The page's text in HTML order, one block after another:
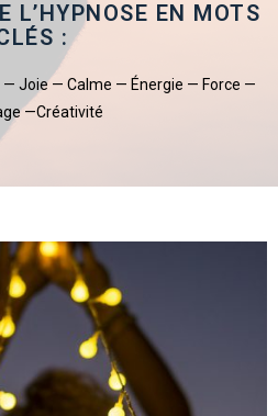
L’HYPNOSE EN MOTS
:
Joie — Calme — Énergie — Force —
—Créativité